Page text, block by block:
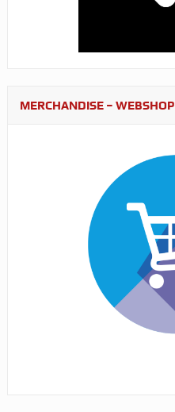
MERCHANDISE – WEBSHOP